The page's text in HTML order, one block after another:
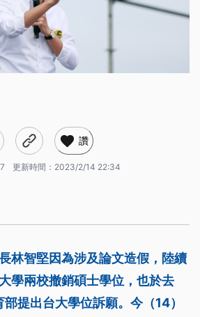
讚
更新時間： 2023/2/14 22:34
林智堅因為涉及論文造假，陸續
學兩校撤銷碩士學位，也於去
部提出台大學位訴願。今（14）